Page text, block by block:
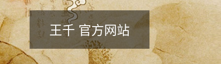
王千 官方网站